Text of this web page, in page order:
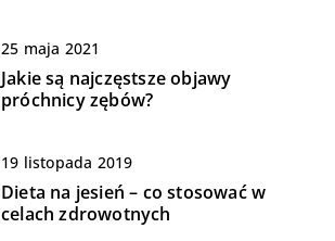
25 maja 2021
Jakie są najczęstsze objawy
próchnicy zębów?
19 listopada 2019
Dieta na jesień – co stosować w
celach zdrowotnych